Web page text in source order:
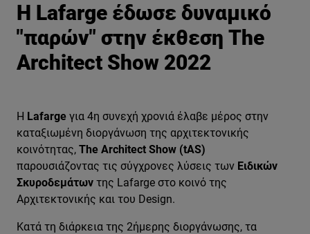
Η Lafarge έδωσε δυναμικό
"παρών" στην έκθεση The
Architect Show 2022
Η Lafarge για 4η συνεχή χρονιά έλαβε μέρος στην
καταξιωμένη διοργάνωση της αρχιτεκτονικής
κοινότητας, The Architect Show (tAS)
παρουσιάζοντας τις σύγχρονες λύσεις των Ειδικών
Σκυροδεμάτων της Lafarge στο κοινό της
Αρχιτεκτονικής και του Design.
Κατά τη διάρκεια της 2ήμερης διοργάνωσης, τα